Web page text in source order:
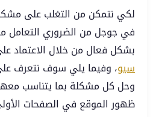
لكي نتمكن من التغلب على
في جوجل من الضروري التعامل
بشكل فعال من خلال الاعتماد
سيو، وفيما يلي سوف نتعرف
وحل كل مشكلة بما يتناسب
ظهور الموقع في الصفحات